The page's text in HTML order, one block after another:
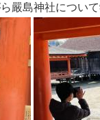
嚴島神社について